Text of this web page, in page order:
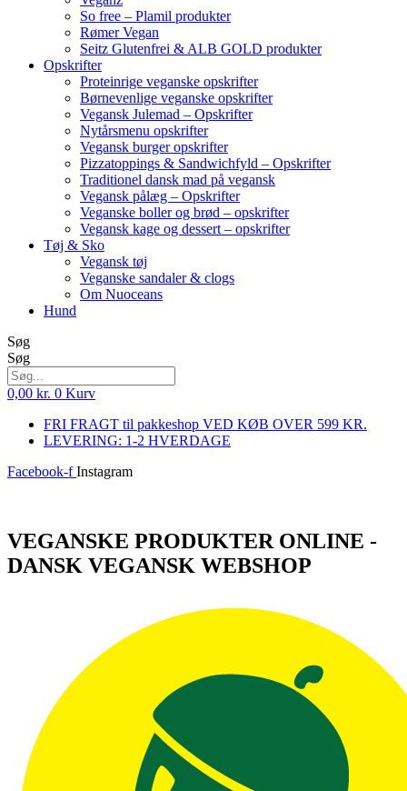
So free – Plamil produkter
Rømer Vegan
Seitz Glutenfrei & ALB GOLD produkter
Opskrifter
Proteinrige veganske opskrifter
Børnevenlige veganske opskrifter
Vegansk Julemad – Opskrifter
Nytårsmenu opskrifter
Vegansk burger opskrifter
Pizzatoppings & Sandwichfyld – Opskrifter
Traditionel dansk mad på vegansk
Vegansk pålæg – Opskrifter
Veganske boller og brød – opskrifter
Vegansk kage og dessert – opskrifter
Tøj & Sko
Vegansk tøj
Veganske sandaler & clogs
Om Nuoceans
Hund
Søg
Søg
0,00 kr. 0 Kurv
FRI FRAGT til pakkeshop VED KØB OVER 599 KR.
LEVERING: 1-2 HVERDAGE
Facebook-f Instagram
VEGANSKE PRODUKTER ONLINE -
DANSK VEGANSK WEBSHOP